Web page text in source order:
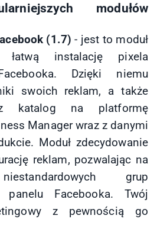
modułów
(1.7) - jest to moduł
łatwą instalację pixela
Dzięki niemu
swoich reklam, a także
katalog na platformę
Manager wraz z danymi
Moduł zdecydowanie
reklam, pozwalając na
grup
Facebooka. Twój
z pewnością go